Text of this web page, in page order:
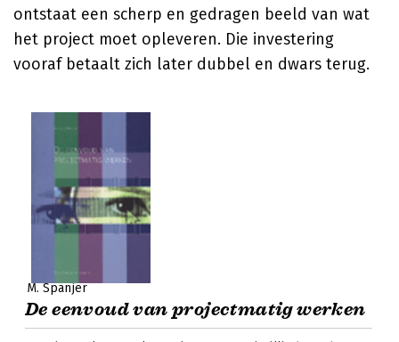
ontstaat een scherp en gedragen beeld van wat
het project moet opleveren. Die investering
vooraf betaalt zich later dubbel en dwars terug.
M. Spanjer
De eenvoud van projectmatig werken